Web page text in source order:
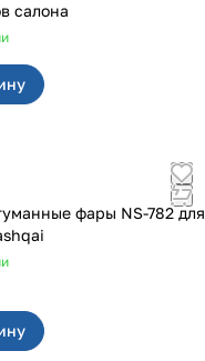
салона
фары NS-782 для